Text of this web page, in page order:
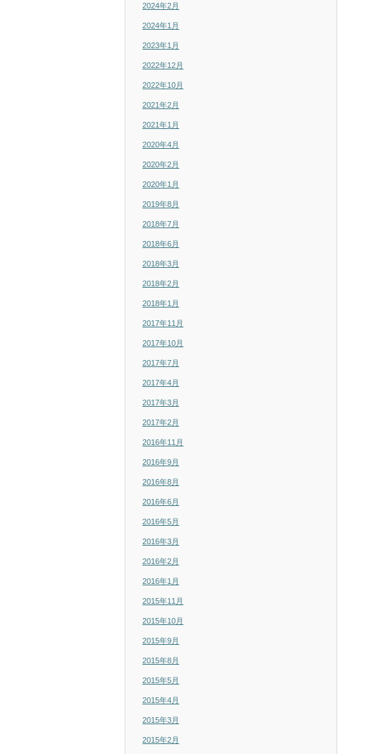
2024年2月
2024年1月
2023年1月
2022年12月
2022年10月
2021年2月
2021年1月
2020年4月
2020年2月
2020年1月
2019年8月
2018年7月
2018年6月
2018年3月
2018年2月
2018年1月
2017年11月
2017年10月
2017年7月
2017年4月
2017年3月
2017年2月
2016年11月
2016年9月
2016年8月
2016年6月
2016年5月
2016年3月
2016年2月
2016年1月
2015年11月
2015年10月
2015年9月
2015年8月
2015年5月
2015年4月
2015年3月
2015年2月